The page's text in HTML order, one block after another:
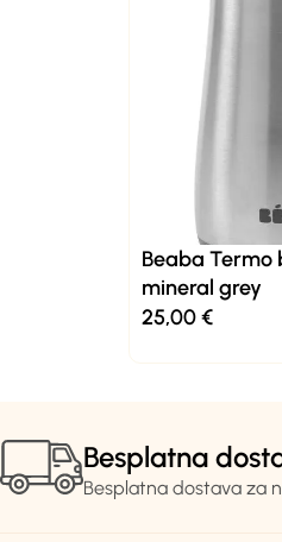
Beaba Termo
mineral grey
25,00€
Besplatna
Besplatna dostava za